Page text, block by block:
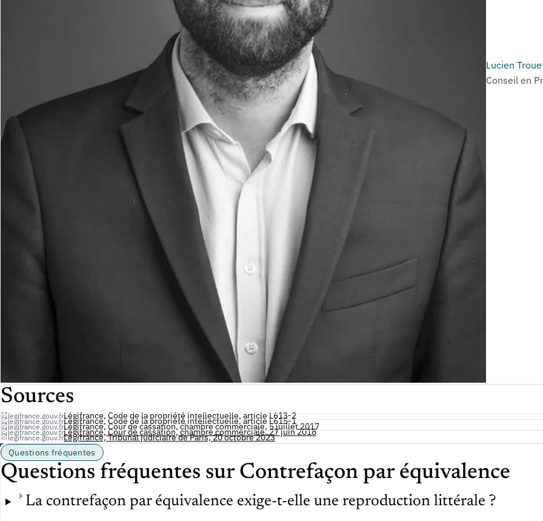
Lucien
Conseil en
Sources
legifrance.gouv.frLégifrance, Code de la propriété intellectuelle, article L613-2
legifrance.gouv.frLégifrance, Code de la propriété intellectuelle, article L615-1
legifrance.gouv.frLégifrance, Cour de cassation, chambre commerciale, 5 juillet 2017
legifrance.gouv.frLégifrance, Cour de cassation, chambre commerciale, 27 juin 2018
legifrance.gouv.frLégifrance, Tribunal judiciaire de Paris, 20 octobre 2023
Questions fréquentes
Questions fréquentes sur Contrefaçon par équivalence
La contrefaçon par équivalence exige-t-elle une reproduction littérale ?